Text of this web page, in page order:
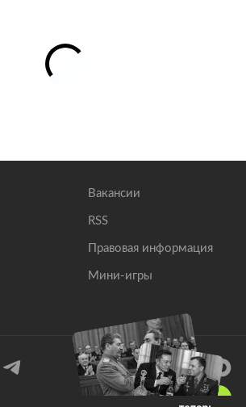
Вакансии
RSS
Правовая информация
Мини-игры